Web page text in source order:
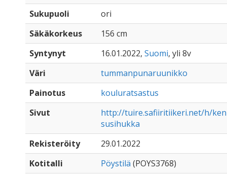
Sukupuoli
ori
Säkäkorkeus
156 cm
Syntynyt
16.01.2022, Suomi, yli 8v
Väri
tummanpunaruunikko
Painotus
kouluratsastus
Sivut
http://tuire.safiiritiikeri.net/h/
susihukka
Rekisteröity
29.01.2022
Kotitalli
Pöystilä (POYS3768)